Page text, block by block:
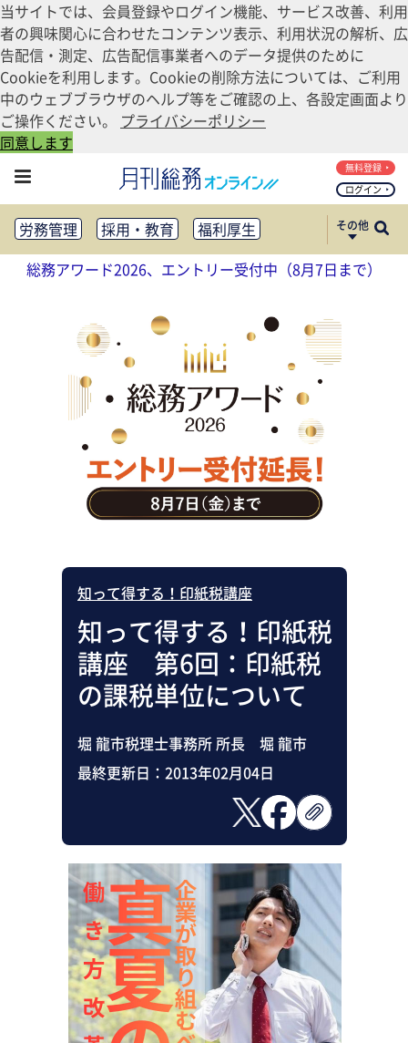
当サイトでは、会員登録やログイン機能、サービス改善、利用
者の興味関心に合わせたコンテンツ表示、利用状況の解析、広
告配信・測定、広告配信事業者へのデータ提供のために
Cookieを利用します。Cookieの削除方法については、ご利用
中のウェブブラウザのヘルプ等をご確認の上、各設定画面より
ご操作ください。 プライバシーポリシー
同意します
ログイン
無料登録
労務管理 採用・教育
福利厚生
健康経営
働き方改革
法務・コンプライアンス
リスクマネジメント・BCP
社外・社内広報
社外・社内コミュニケーション活性化
FM・オフィス移転
CSR・SDGs
テクノロジー活用・DX
助成金・補助金・コスト削減
アウトソーシング・BPO
調査・レポート
その他
総務アワード2026、エントリー受付中（8月7日まで）
知って得する！印紙税講座
知って得する！印紙税
講座 第6回：印紙税
の課税単位について
堀 龍市税理士事務所 所長 堀 龍市
最終更新日： 2013年02月04日